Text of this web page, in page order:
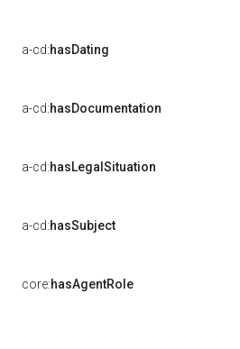
a-cd:hasDating
a-cd:hasDocumentation
a-cd:hasLegalSituation
a-cd:hasSubject
core:hasAgentRole